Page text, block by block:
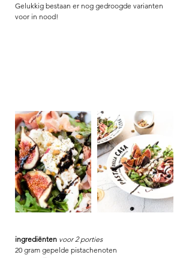
Gelukkig bestaan er nog gedroogde varianten
voor in nood!
ingrediënten voor 2 porties
20 gram gepelde pistachenoten